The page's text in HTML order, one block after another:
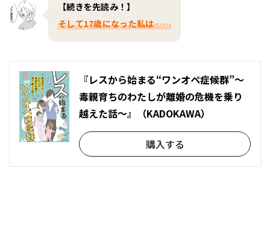
【続きを先読み！】
そして17歳になった私は……
『レスから始まる“ワンオペ症候群”～
毒親育ちのわたしが離婚の危機を乗り
越えた話～』（KADOKAWA）
購入する